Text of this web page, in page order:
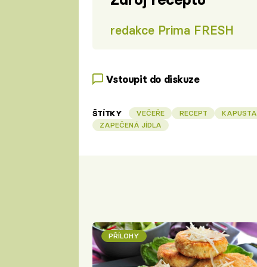
redakce Prima FRESH
Vstoupit do diskuze
ŠTÍTKY VEČEŘE RECEPT KAPUSTA
ZAPEČENÁ JÍDLA
PŘÍLOHY